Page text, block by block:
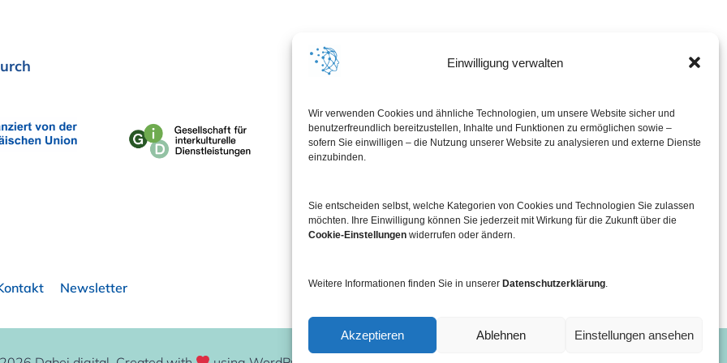
Einwilligung verwalten
Wir verwenden Cookies und ähnliche Technologien, um unsere Website sicher und
benutzerfreundlich bereitzustellen, Inhalte und Funktionen zu ermöglichen sowie –
sofern Sie einwilligen – die Nutzung unserer Website zu analysieren und externe Dienste
einzubinden.
Sie entscheiden selbst, welche Kategorien von Cookies und Technologien Sie zulassen
möchten. Ihre Einwilligung können Sie jederzeit mit Wirkung für die Zukunft über die
Cookie-Einstellungen widerrufen oder ändern.
Weitere Informationen finden Sie in unserer Datenschutzerklärung.
Akzeptieren Ablehnen Einstellungen ansehen
In Kooperation mit
Newsletter